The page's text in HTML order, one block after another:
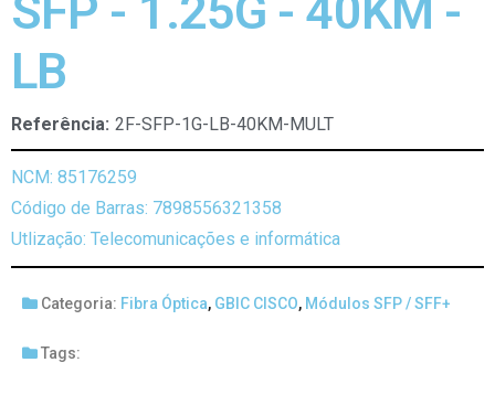
LB
Referência: 2F-SFP-1G-LB-40KM-MULT
NCM: 85176259
Código de Barras: 7898556321358
Utlização: Telecomunicações e informática
Categoria: Fibra Óptica, GBIC CISCO, Módulos SFP / SFF+
Tags: